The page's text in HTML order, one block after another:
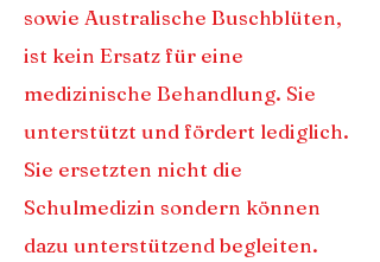
sowie Australische Buschblüten,
ist kein Ersatz für eine
medizinische Behandlung. Sie
unterstützt und fördert lediglich. ​
Sie ersetzten nicht die
Schulmedizin sondern können
dazu unterstützend begleiten.